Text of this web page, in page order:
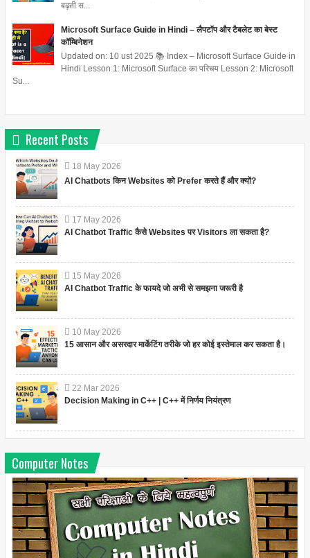
बढ़ती स...
Microsoft Surface Guide in Hindi – लैपटॉप और टैबलेट का बेस्ट
कॉम्बिनेशन
Updated on: 10 ust 2025 📚 Index – Microsoft Surface Guide in
Hindi Lesson 1: Microsoft Surface का परिचय Lesson 2: Microsoft
Su...
Recent Posts
18 May 2026
AI Chatbots किन Websites को Prefer करते हैं और क्यों?
17 May 2026
AI Chatbot Traffic कैसे Websites पर Visitors ला सकता है?
15 May 2026
AI Chatbot Traffic के फायदे जो अभी से समझना जरूरी है
10 May 2026
15 आसान और असरदार मार्केटिंग तरीके जो हर कोई इस्तेमाल कर सकता है।
22 Mar 2026
Decision Making in C++ | C++ में निर्णय नियंत्रण
Computer Notes